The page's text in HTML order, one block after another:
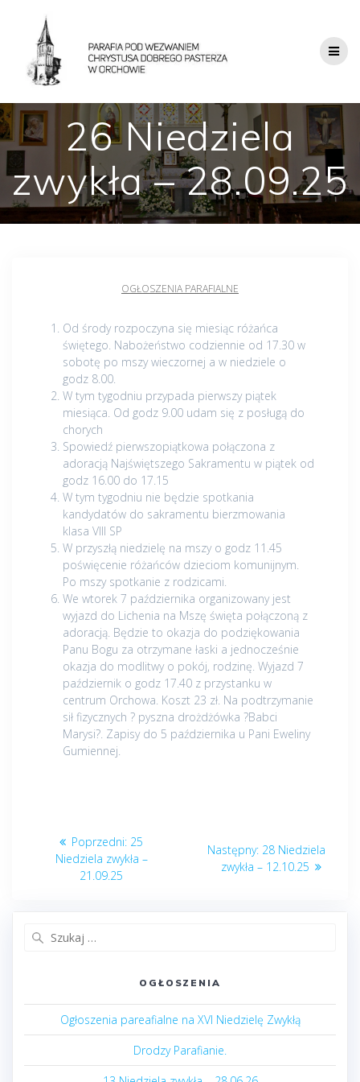
26 Niedziela
zwykła – 28.09.25
OGŁOSZENIA PARAFIALNE
Od środy rozpoczyna się miesiąc różańca
świętego. Nabożeństwo codziennie od 17.30 w
sobotę po mszy wieczornej a w niedziele o
godz 8.00.
W tym tygodniu przypada pierwszy piątek
miesiąca. Od godz 9.00 udam się z posługą do
chorych
Spowiedź pierwszopiątkowa połączona z
adoracją Najświętszego Sakramentu w piątek od
godz 16.00 do 17.15
W tym tygodniu nie będzie spotkania
kandydatów do sakramentu bierzmowania
klasa VIII SP
W przyszłą niedzielę na mszy o godz 11.45
poświęcenie różańców dzieciom komunijnym.
Po mszy spotkanie z rodzicami.
We wtorek 7 października organizowany jest
wyjazd do Lichenia na Mszę święta połączoną z
adoracją. Będzie to okazja do podziękowania
Panu Bogu za otrzymane łaski a jednocześnie
okazja do modlitwy o pokój, rodzinę. Wyjazd 7
październik o godz 17.40 z przystanku w
centrum Orchowa. Koszt 23 zł. Na podtrzymanie
sił fizycznych ? pyszna drożdżówka ?Babci
Marysi?. Zapisy do 5 października u Pani Eweliny
Gumiennej.
Nawigacja
wpisu
Poprzedni: Poprzedni
post:
25
Niedziela zwykła –
21.09.25
Następny: Następny
post:
28 Niedziela
zwykła – 12.10.25
OGŁOSZENIA
Ogłoszenia pareafialne na XVI Niedzielę Zwykłą
Drodzy Parafianie.